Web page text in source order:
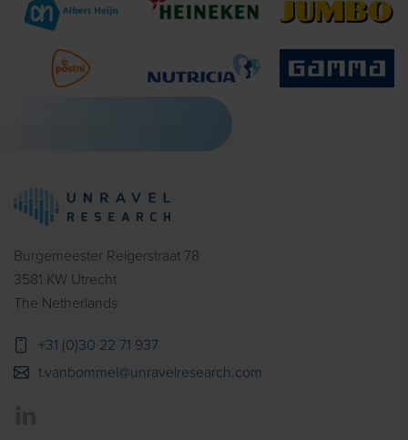
Burgemeester Reigerstraat 78
3581 KW Utrecht
The Netherlands
+31 (0)30 22 71 937
t.vanbommel@unravelresearch.com